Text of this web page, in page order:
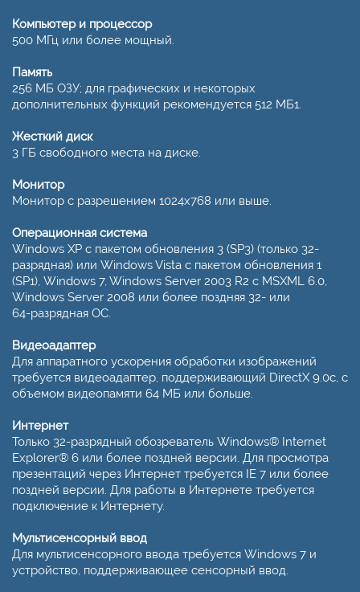
Компьютер и процессор
500 МГц или более мощный.
Память
256 МБ ОЗУ; для графических и некоторых
дополнительных функций рекомендуется 512 МБ1.
Жесткий диск
3 ГБ свободного места на диске.
Монитор
Монитор с разрешением 1024x768 или выше.
Операционная система
Windows XP с пакетом обновления 3 (SP3) (только 32-
разрядная) или Windows Vista с пакетом обновления 1
(SP1), Windows 7, Windows Server 2003 R2 с MSXML 6.0,
Windows Server 2008 или более поздняя 32- или
64-разрядная ОС.
Видеоадаптер
Для аппаратного ускорения обработки изображений
требуется видеоадаптер, поддерживающий DirectX 9.0c, с
объемом видеопамяти 64 МБ или больше.
Интернет
Только 32-разрядный обозреватель Windows® Internet
Explorer® 6 или более поздней версии. Для про­смотра
презентаций через Интернет требуется IE 7 или более
поздней версии. Для работы в Интернете требуется
подключение к Интернету.
Мультисенсорный ввод
Для мультисенсорного ввода требуется Windows 7 и
устройство, поддерживающее сенсорный ввод.